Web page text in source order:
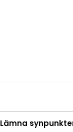
Lämna